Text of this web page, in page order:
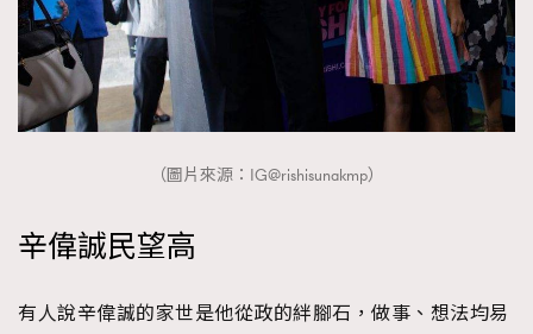
（圖片來源：IG@rishisunakmp）
辛偉誠民望高
有人說辛偉誠的家世是他從政的絆腳石，做事、想法均易